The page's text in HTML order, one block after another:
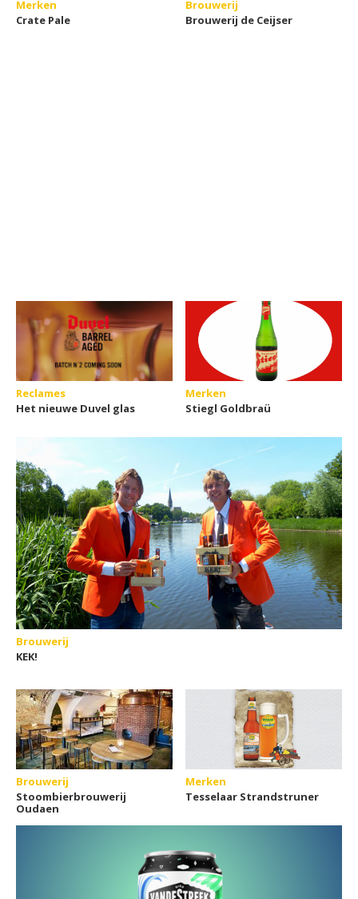
Merken
Crate Pale
Brouwerij
Brouwerij de Ceijser
Reclames
Het nieuwe Duvel glas
Merken
Stiegl Goldbraü
Brouwerij
KEK!
Brouwerij
Stoombierbrouwerij
Oudaen
Merken
Tesselaar Strandstruner